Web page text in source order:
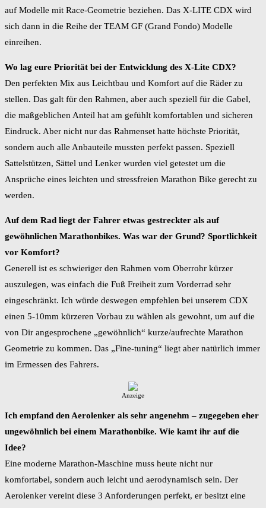
auf Modelle mit Race-Geometrie beziehen. Das X-LITE CDX wird
sich dann in die Reihe der TEAM GF (Grand Fondo) Modelle
einreihen.
Wo lag eure Priorität bei der Entwicklung des X-Lite CDX?
Den perfekten Mix aus Leichtbau und Komfort auf die Räder zu
stellen. Das galt für den Rahmen, aber auch speziell für die Gabel,
die maßgeblichen Anteil hat am gefühlt komfortablen und sicheren
Eindruck. Aber nicht nur das Rahmenset hatte höchste Priorität,
sondern auch alle Anbauteile mussten perfekt passen. Speziell
Sattelstützen, Sättel und Lenker wurden viel getestet um die
Ansprüche eines leichten und stressfreien Marathon Bike gerecht zu
werden.
Auf dem Rad liegt der Fahrer etwas gestreckter als auf
gewöhnlichen Marathonbikes. Was war der Grund? Sportlichkeit
vor Komfort?
Generell ist es schwieriger den Rahmen vom Oberrohr kürzer
auszulegen, was einfach die Fuß Freiheit zum Vorderrad sehr
eingeschränkt. Ich würde deswegen empfehlen bei unserem CDX
einen 5-10mm kürzeren Vorbau zu wählen als gewohnt, um auf die
von Dir angesprochene „gewöhnlich“ kurze/aufrechte Marathon
Geometrie zu kommen. Das „Fine-tuning“ liegt aber natürlich immer
im Ermessen des Fahrers.
Anzeige
Ich empfand den Aerolenker als sehr angenehm – zugegeben eher
ungewöhnlich bei einem Marathonbike. Wie kamt ihr auf die
Idee?
Eine moderne Marathon-Maschine muss heute nicht nur
komfortabel, sondern auch leicht und aerodynamisch sein. Der
Aerolenker vereint diese 3 Anforderungen perfekt, er besitzt eine